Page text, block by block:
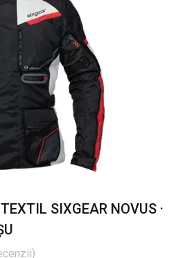
SIXGEAR NOVUS ·
)